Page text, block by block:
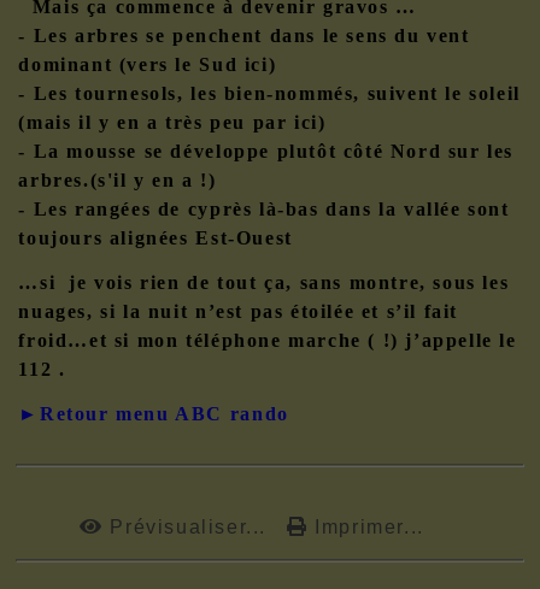
Mais ça commence à devenir gravos …
- Les arbres se penchent dans le sens du vent
dominant (vers le Sud ici)
- Les tournesols, les bien-nommés, suivent le soleil
(mais il y en a très peu par ici)
- La mousse se développe plutôt côté Nord sur les
arbres.(s'il y en a !)
- Les rangées de cyprès là-bas dans la vallée sont
toujours alignées Est-Ouest
…si je vois rien de tout ça, sans montre, sous les
nuages, si la nuit n’est pas étoilée et s’il fait
froid…et si mon téléphone marche ( !) j’appelle le
112 .
►Retour menu ABC rando
Prévisualiser... Imprimer...